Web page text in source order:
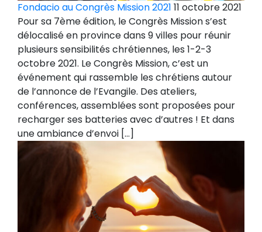
Fondacio au Congrès Mission 2021 11 octobre 2021
Pour sa 7ème édition, le Congrès Mission s’est
délocalisé en province dans 9 villes pour réunir
plusieurs sensibilités chrétiennes, les 1-2-3
octobre 2021. Le Congrès Mission, c’est un
événement qui rassemble les chrétiens autour
de l’annonce de l’Evangile. Des ateliers,
conférences, assemblées sont proposées pour
recharger ses batteries avec d’autres ! Et dans
une ambiance d’envoi […]